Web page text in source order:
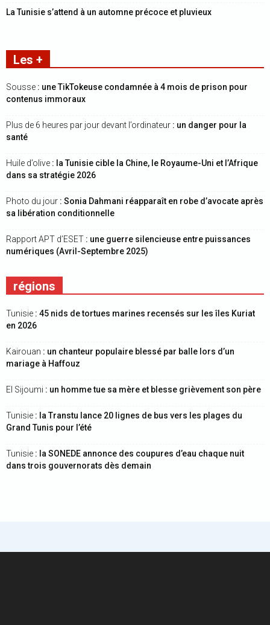
La Tunisie s’attend à un automne précoce et pluvieux
Les +
Sousse : une TikTokeuse condamnée à 4 mois de prison pour
contenus immoraux
Plus de 6 heures par jour devant l’ordinateur : un danger pour la
santé
Huile d’olive : la Tunisie cible la Chine, le Royaume-Uni et l’Afrique
dans sa stratégie 2026
Photo du jour : Sonia Dahmani réapparaît en robe d’avocate après
sa libération conditionnelle
Rapport APT d’ESET : une guerre silencieuse entre puissances
numériques (Avril-Septembre 2025)
régions
Tunisie : 45 nids de tortues marines recensés sur les îles Kuriat
en 2026
Kairouan : un chanteur populaire blessé par balle lors d’un
mariage à Haffouz
El Sijoumi : un homme tue sa mère et blesse grièvement son père
Tunisie : la Transtu lance 20 lignes de bus vers les plages du
Grand Tunis pour l’été
Tunisie : la SONEDE annonce des coupures d’eau chaque nuit
dans trois gouvernorats dès demain